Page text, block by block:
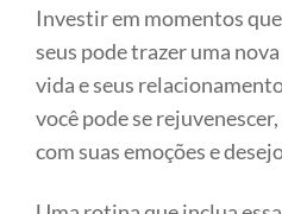
Investir em momentos
seus pode trazer uma
vida e seus
você pode se
com suas emoções e